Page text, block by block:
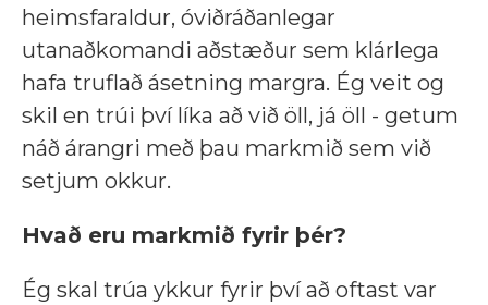
heimsfaraldur, óviðráðanlegar
utanaðkomandi aðstæður sem klárlega
hafa truflað ásetning margra. Ég veit og
skil en trúi því líka að við öll, já öll - getum
náð árangri með þau markmið sem við
setjum okkur.
Hvað eru markmið fyrir þér?
Ég skal trúa ykkur fyrir því að oftast var